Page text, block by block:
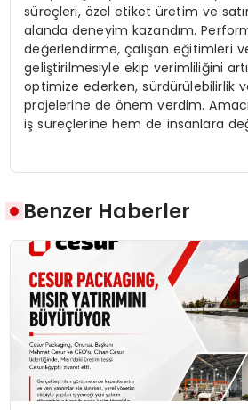
süreçleri, özel etiket üretim ve
alanda deneyim kazandım.
değerlendirme, çalışan eğitimleri
geliştirilmesiyle ekip verimliliğini
optimize ederken, sürdürülebilirlik
projelerine de önem verdim.
iş süreçlerine hem de insanlara
Benzer Haberler